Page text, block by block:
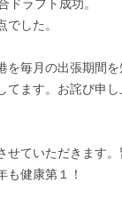
した。
を毎月の出張期間
てます。お詫び申
せていただきます
も健康第１！